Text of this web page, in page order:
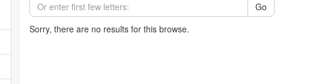
Go
Sorry, there are no results for this browse.